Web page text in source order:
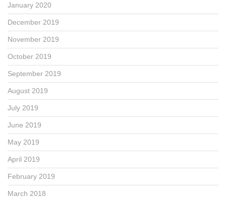
January 2020
December 2019
November 2019
October 2019
September 2019
August 2019
July 2019
June 2019
May 2019
April 2019
February 2019
March 2018